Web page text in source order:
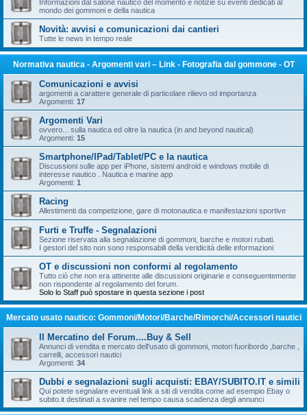
Informazioni dal salone nautico del momento e notizie su eventi dedicati al
mondo dei gommoni e della nautica
Novità: avvisi e comunicazioni dai cantieri
Tutte le news in tempo reale
Normativa nautica - Argomenti vari – Link - Fotografia dal gommone - OT
Comunicazioni e avvisi
argomenti a carattere generale di particolare rilievo od importanza
Argomenti: 17
Argomenti Vari
ovvero... sulla nautica ed oltre la nautica (in and beyond nautical)
Argomenti: 15
Smartphone/IPad/Tablet/PC e la nautica
Discussioni sulle app per iPhone, sistemi android e windows mobile di
interesse nautico . Nautica e marine app
Argomenti: 1
Racing
Allestimenti da competizione, gare di motonautica e manifestazioni sportive
Furti e Truffe - Segnalazioni
Sezione riservata alla segnalazione di gommoni, barche e motori rubati.
I gestori del sito non sono responsabili della veridicità delle informazioni
OT e discussioni non conformi al regolamento
Tutto ciò che non era attinente alle discussioni originarie e conseguentemente
non rispondente al regolamento del forum.
Solo lo Staff può spostare in questa sezione i post
Mercato usato nautico: Gommoni/Motori/Barche/Rimorchi/Accessori nautici
Il Mercatino del Forum....Buy & Sell
Annunci di vendita e mercato dell'usato di gommoni, motori fuoribordo ,barche ,
carrelli, accessori nautici
Argomenti: 34
Dubbi e segnalazioni sugli acquisti: EBAY/SUBITO.IT e simili
Qui potete segnalare eventuali link a siti di vendita come ad esempio Ebay o
subito.it destinati a svanire nel tempo causa scadenza degli annunci